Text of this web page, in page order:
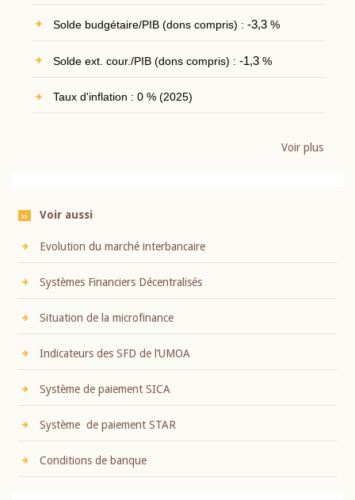
Solde budgétaire/PIB (dons compris) : -3,3%
Solde ext. cour./PIB (dons compris) : -1,3%
Taux d'inflation : 0 % (2025)
Voir plus
Voir aussi
Evolution du marché interbancaire
Systèmes Financiers Décentralisés
Situation de la microfinance
Indicateurs des SFD de l’UMOA
Système de paiement SICA
Système de paiement STAR
Conditions de banque